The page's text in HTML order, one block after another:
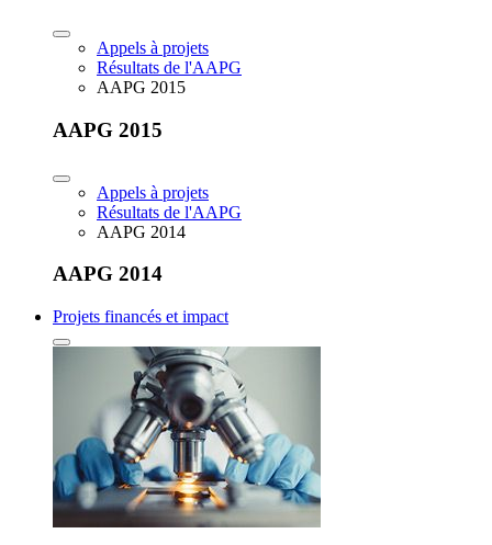
Appels à projets
Résultats de l'AAPG
AAPG 2015
AAPG 2015
Appels à projets
Résultats de l'AAPG
AAPG 2014
AAPG 2014
Projets financés et impact